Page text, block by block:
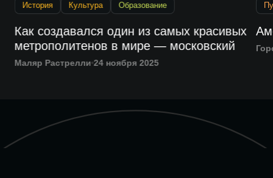
История Культура Образование
Как создавался один из самых красивых
метрополитенов в мире — московский
Маляр Растрелли 24 ноября 2025